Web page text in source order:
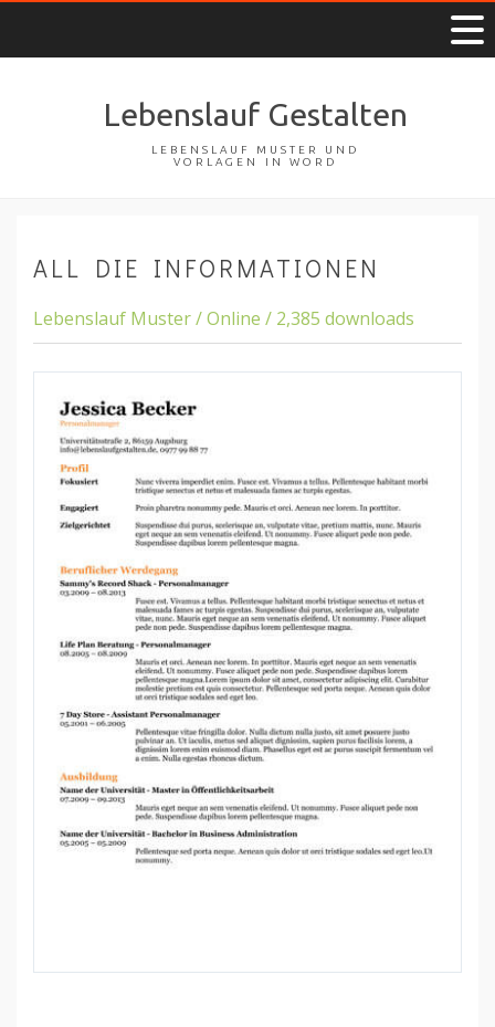
Lebenslauf Gestalten
LEBENSLAUF MUSTER UND
VORLAGEN IN WORD
ALL DIE INFORMATIONEN
Lebenslauf Muster / Online / 2,385 downloads